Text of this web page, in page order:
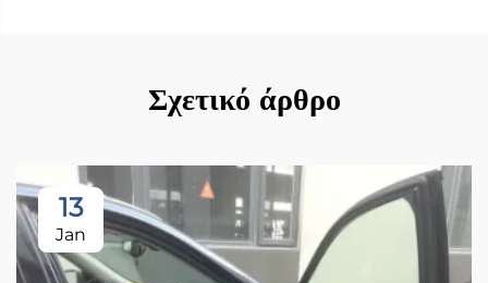
Σχετικό άρθρο
13
Jan